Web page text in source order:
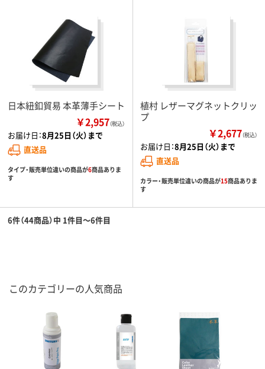
日本紐釦貿易 本革薄手シート
￥2,957（税込）
お届け日：8月25日（火）まで
直送品
タイプ・販売単位違いの商品が6商品ありま
す
植村 レザーマグネットクリッ
プ
￥2,677（税込）
お届け日：8月25日（火）まで
直送品
カラー・販売単位違いの商品が15商品ありま
す
6件（44商品）中 1件目～6件目
このカテゴリーの人気商品